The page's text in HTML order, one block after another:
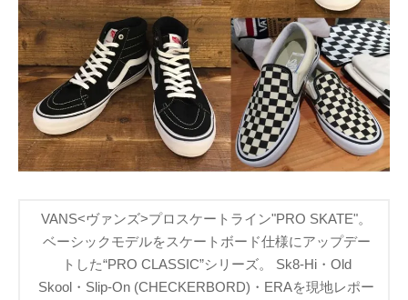
VANS<ヴァンズ>プロスケートライン"PRO SKATE"。
ベーシックモデルをスケートボード仕様にアップデー
トした“PRO CLASSIC”シリーズ。 Sk8-Hi・Old
Skool・Slip-On (CHECKERBORD)・ERAを現地レポー